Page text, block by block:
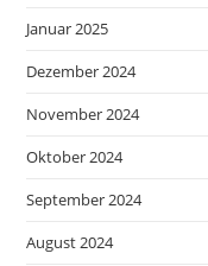
Januar 2025
Dezember 2024
November 2024
Oktober 2024
September 2024
August 2024